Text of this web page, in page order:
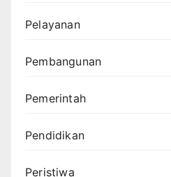
Pelayanan
Pembangunan
Pemerintah
Pendidikan
Peristiwa